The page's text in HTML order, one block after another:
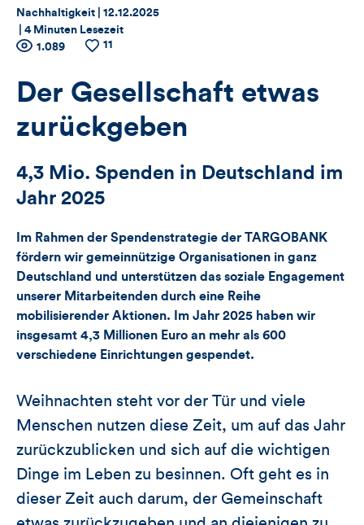
Thema:
Nachhaltigkeit | Datum:
12.12.2025
4 Minuten Lesezeit
Zähler
für
Views,
Likes
und
Kommentare
dieses
Artikels
Anzahl
Views
1.089
Anzahl
Likes
11
Der Gesellschaft etwas
zurückgeben
4,3 Mio. Spenden in Deutschland im
Jahr 2025
Im Rahmen der Spendenstrategie der TARGOBANK
fördern wir gemeinnützige Organisationen in ganz
Deutschland und unterstützen das soziale Engagement
unserer Mitarbeitenden durch eine Reihe
mobilisierender Aktionen. Im Jahr 2025 haben wir
insgesamt 4,3 Millionen Euro an mehr als 600
verschiedene Einrichtungen gespendet.
Weihnachten steht vor der Tür und viele
Menschen nutzen diese Zeit, um auf das Jahr
zurückzublicken und sich auf die wichtigen
Dinge im Leben zu besinnen. Oft geht es in
dieser Zeit auch darum, der Gemeinschaft